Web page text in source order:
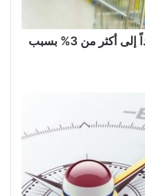
ارتفاع التضخم في هولندا مجدداً إلى أكثر من 3% بسبب